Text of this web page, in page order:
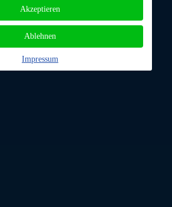
848
in-not-odenwald.de
Akzeptieren
Ablehnen
Impressum